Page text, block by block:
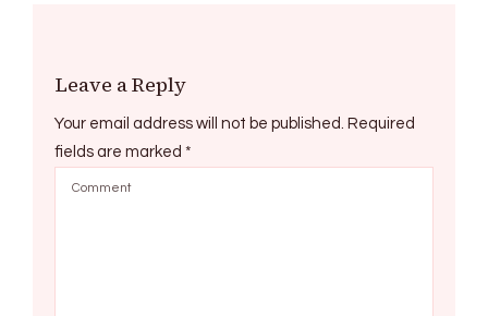
Leave a Reply
Your email address will not be published. Required
fields are marked *